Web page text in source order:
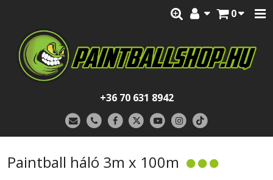
0
+36 70 631 8942
Paintball háló 3m x 100m